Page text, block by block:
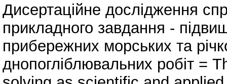
Дисертаційне дослідження
прикладного завдання -
прибережних морських та
днопогліблювальних робіт =